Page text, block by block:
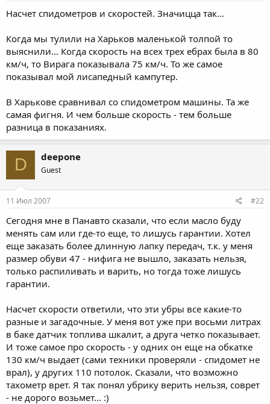
Насчет спидометров и скоростей. Значицца так...
Когда мы тулили на Харьков маленькой толпой то
выяснили... Когда скорость на всех трех ебрах была в 80
км/ч, то Вирага показывала 75 км/ч. То же самое
показывал мой лисапедный кампутер.
В Харькове сравнивал со спидометром машины. Та же
самая фигня. И чем больше скорость - тем больше
разница в показаниях.
D deepone
Guest
11 Июл 2007 #22
Сегодня мне в Панавто сказали, что если масло буду
менять сам или где-то еще, то лишусь гарантии. Хотел
еще заказать более длинную лапку передач, т.к. у меня
размер обуви 47 - нифига не вышло, заказать нельзя,
только распиливать и варить, но тогда тоже лишусь
гарантии.
Насчет скорости ответили, что эти убры все какие-то
разные и загадочные. У меня вот уже при восьми литрах
в баке датчик топлива шкалит, а друга четко показывает.
И тоже самое про скорость - у одних он еще на обкатке
130 км/ч выдает (сами техники проверяли - спидомет не
врал), у других 110 потолок. Сказали, что возможно
тахометр врет. Я так понял убрику верить нельзя, соврет
- не дорого возьмет... :)